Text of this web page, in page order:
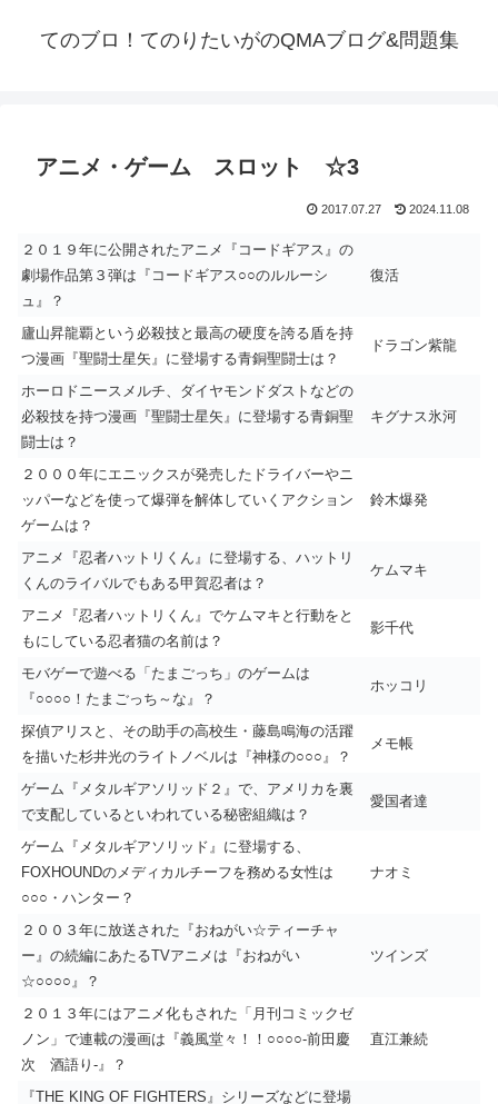
てのブロ！てのりたいがのQMAブログ&問題集
アニメ・ゲーム スロット ☆3
2017.07.27 2024.11.08
２０１９年に公開されたアニメ『コードギアス』の
劇場作品第３弾は『コードギアス○○のルルーシ
ュ』？
復活
廬山昇龍覇という必殺技と最高の硬度を誇る盾を持
つ漫画『聖闘士星矢』に登場する青銅聖闘士は？
ドラゴン紫龍
ホーロドニースメルチ、ダイヤモンドダストなどの
必殺技を持つ漫画『聖闘士星矢』に登場する青銅聖
闘士は？
キグナス氷河
２０００年にエニックスが発売したドライバーやニ
ッパーなどを使って爆弾を解体していくアクション
ゲームは？
鈴木爆発
アニメ『忍者ハットリくん』に登場する、ハットリ
くんのライバルでもある甲賀忍者は？
ケムマキ
アニメ『忍者ハットリくん』でケムマキと行動をと
もにしている忍者猫の名前は？
影千代
モバゲーで遊べる「たまごっち」のゲームは
『○○○○！たまごっち～な』？
ホッコリ
探偵アリスと、その助手の高校生・藤島鳴海の活躍
を描いた杉井光のライトノベルは『神様の○○○』？
メモ帳
ゲーム『メタルギアソリッド２』で、アメリカを裏
で支配しているといわれている秘密組織は？
愛国者達
ゲーム『メタルギアソリッド』に登場する、
FOXHOUNDのメディカルチーフを務める女性は
○○○・ハンター？
ナオミ
２００３年に放送された『おねがい☆ティーチャ
ー』の続編にあたるTVアニメは『おねがい
☆○○○○』？
ツインズ
２０１３年にはアニメ化もされた「月刊コミックゼ
ノン」で連載の漫画は『義風堂々！！○○○○-前田慶
次 酒語り-』？
直江兼続
『THE KING OF FIGHTERS』シリーズなどに登場